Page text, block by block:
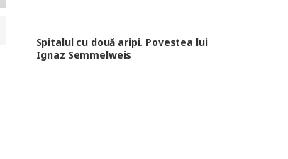
Spitalul cu două aripi. Povestea lui
Ignaz Semmelweis